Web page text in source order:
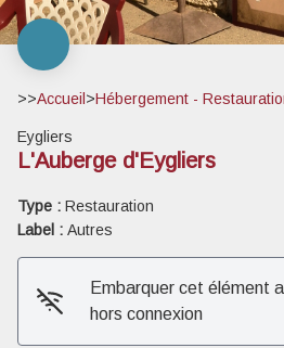
>>Accueil >Hébergement -
Eygliers
L'Auberge d'Eygliers
Type : Restauration
Label : Autres
Embarquer cet élément
hors connexion